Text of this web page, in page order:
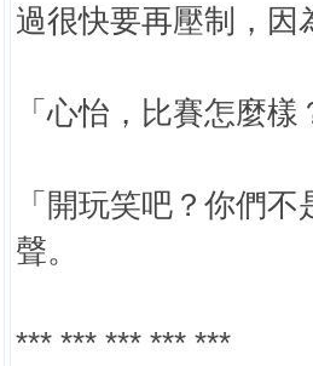
過很快要再壓制，因
「心怡，比賽怎麼
「開玩笑吧？你們
聲。
*** *** *** *** ***